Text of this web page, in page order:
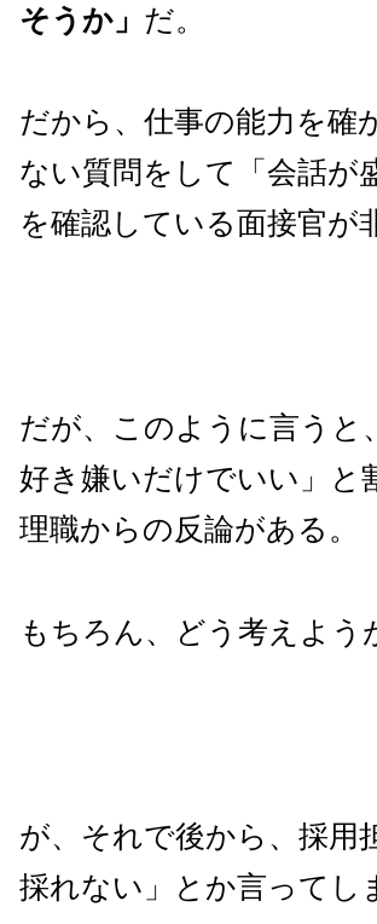
そうか」 だ。
だから、仕事の能力を確
ない質問をして「会話が
を確認している面接官が
だが、このように言うと
好き嫌いだけでいい」と
理職からの反論がある。
もちろん、どう考えよう
が、それで後から、採用
採れない」とか言ってし